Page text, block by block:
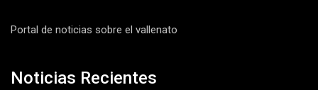
Portal de noticias sobre el vallenato
Noticias Recientes